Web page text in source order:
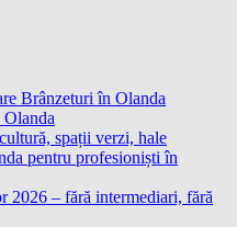
Brânzeturi în Olanda
spații verzi, hale
pentru profesioniști în
2026 – fără intermediari, fără